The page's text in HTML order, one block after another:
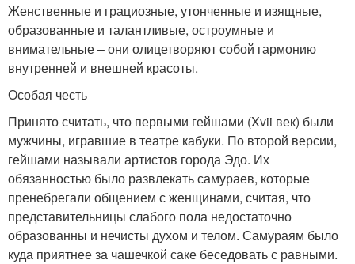
Женственные и грациозные, утонченные и изящные,
образованные и талантливые, остроумные и
внимательные – они олицетворяют собой гармонию
внутренней и внешней красоты.
Особая честь
Принято считать, что первыми гейшами (Xvii век) были
мужчины, игравшие в театре кабуки. По второй версии,
гейшами называли артистов города Эдо. Их
обязанностью было развлекать самураев, которые
пренебрегали общением с женщинами, считая, что
представительницы слабого пола недостаточно
образованны и нечисты духом и телом. Самураям было
куда приятнее за чашечкой саке беседовать с равными.